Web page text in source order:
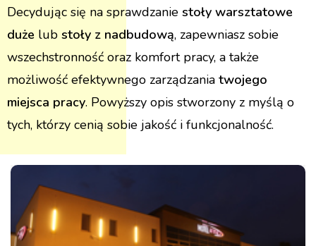
Decydując się na sprawdzanie stoły warsztatowe
duże lub stoły z nadbudową, zapewniasz sobie
wszechstronność oraz komfort pracy, a także
możliwość efektywnego zarządzania twojego
miejsca pracy. Powyższy opis stworzony z myślą o
tych, którzy cenią sobie jakość i funkcjonalność.